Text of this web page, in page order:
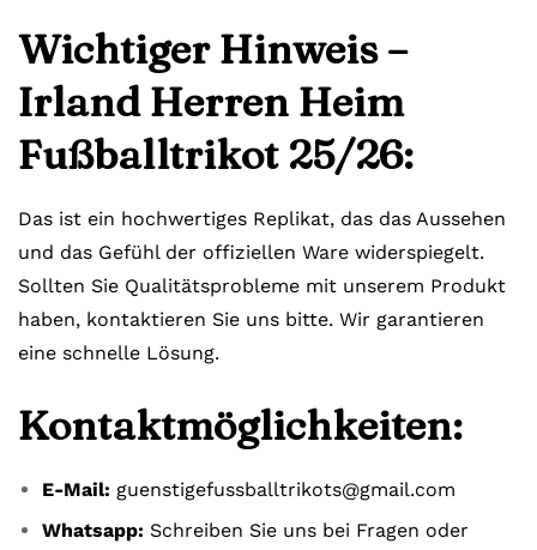
Wichtiger Hinweis –
Irland Herren Heim
Fußballtrikot 25/26:
Das ist ein hochwertiges Replikat, das das Aussehen
und das Gefühl der offiziellen Ware widerspiegelt.
Sollten Sie Qualitätsprobleme mit unserem Produkt
haben, kontaktieren Sie uns bitte. Wir garantieren
eine schnelle Lösung.
Kontaktmöglichkeiten:
E-Mail: guenstigefussballtrikots@gmail.com
Whatsapp: Schreiben Sie uns bei Fragen oder